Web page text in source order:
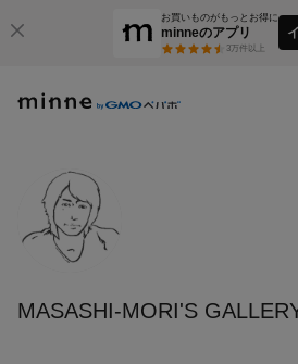
お買いものがもっとお得に
minneのアプリ
3万件以上
MASASHI-MORI'S